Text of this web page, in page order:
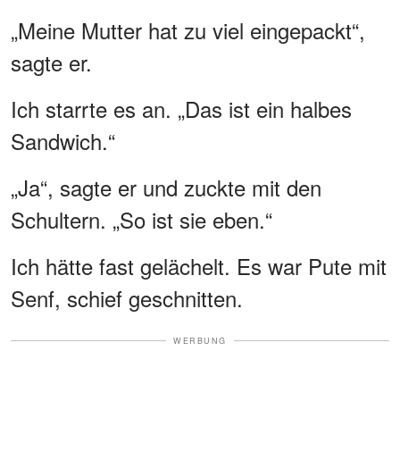
„Meine Mutter hat zu viel eingepackt“,
sagte er.
Ich starrte es an. „Das ist ein halbes
Sandwich.“
„Ja“, sagte er und zuckte mit den
Schultern. „So ist sie eben.“
Ich hätte fast gelächelt. Es war Pute mit
Senf, schief geschnitten.
WERBUNG